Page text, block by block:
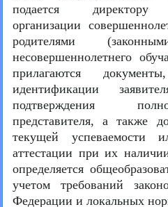
подается директору
организации
родителями
несовершеннолетнего
прилагаются
идентификации
подтверждения
представителя, а также
текущей успеваемости
аттестации при их
определяется
учетом требований
Федерации и локальных